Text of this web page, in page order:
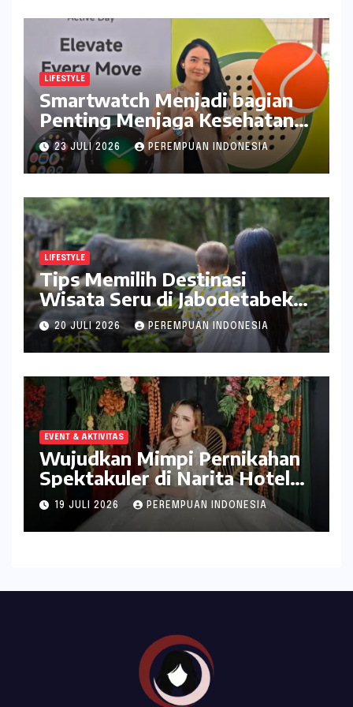
LIFESTYLE
Smartwatch Menjadi bagian
Penting Menjaga Kesehatan
Bagi Perempuan
23 JULI 2026 PEREMPUAN INDONESIA
LIFESTYLE
Tips Memilih Destinasi
Wisata Seru di Jabodetabek
ala inDrive
20 JULI 2026 PEREMPUAN INDONESIA
EVENT & AKTIVITAS
Wujudkan Mimpi Pernikahan
Spektakuler di Narita Hotel
Surabaya
19 JULI 2026 PEREMPUAN INDONESIA